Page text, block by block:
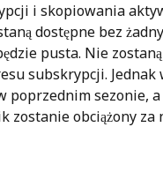
i skopiowania
dostępne bez
pusta. Nie zostaną
subskrypcji. Jednak
poprzednim sezonie,
zostanie obciążony za